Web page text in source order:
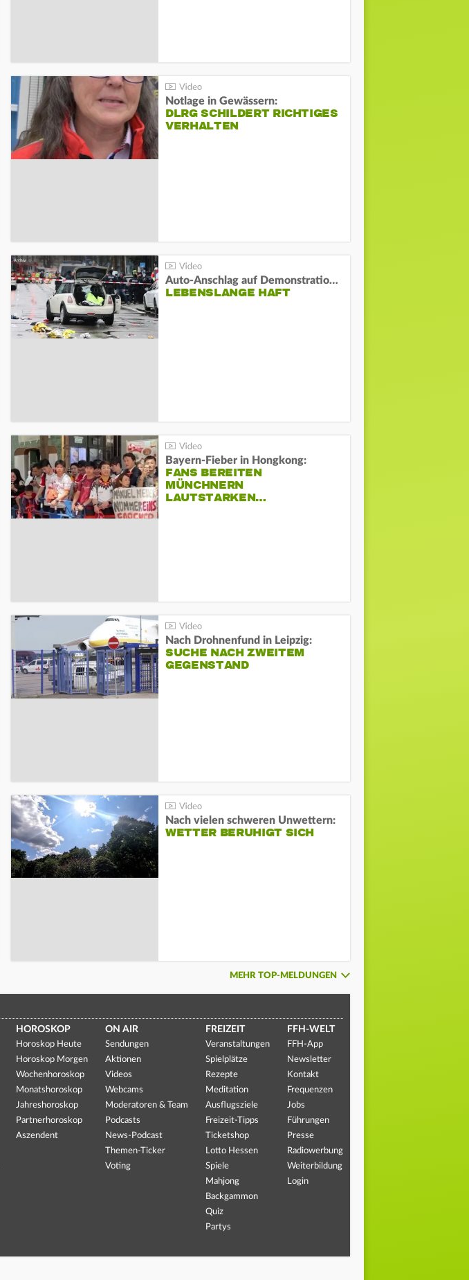
Notlage in Gewässern:
DLRG SCHILDERT RICHTIGES
VERHALTEN
Auto-Anschlag auf Demonstration in München:
LEBENSLANGE HAFT
Bayern-Fieber in Hongkong:
FANS BEREITEN
MÜNCHNERN
LAUTSTARKEN…
Nach Drohnenfund in Leipzig:
SUCHE NACH ZWEITEM
GEGENSTAND
Nach vielen schweren Unwettern:
WETTER BERUHIGT SICH
MEHR TOP-MELDUNGEN
HOROSKOP
Horoskop Heute
Horoskop Morgen
Wochenhoroskop
Monatshoroskop
Jahreshoroskop
Partnerhoroskop
Aszendent
ON AIR
Sendungen
Aktionen
Videos
Webcams
Moderatoren & Team
Podcasts
News-Podcast
Themen-Ticker
Voting
FREIZEIT
Veranstaltungen
Spielplätze
Rezepte
Meditation
Ausflugsziele
Freizeit-Tipps
Ticketshop
Lotto Hessen
Spiele
Mahjong
Backgammon
Quiz
Partys
FFH-WELT
FFH-App
Newsletter
Kontakt
Frequenzen
Jobs
Führungen
Presse
Radiowerbung
Weiterbildung
Login